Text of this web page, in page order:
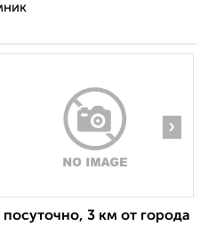
›
3 км от города